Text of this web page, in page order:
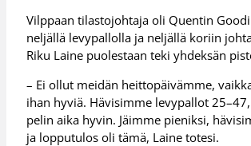
Vilppaan tilastojohtaja oli Quentin
neljällä levypallolla ja neljällä koriin
Riku Laine puolestaan teki yhdeksän
– Ei ollut meidän heittopäivämme,
ihan hyviä. Hävisimme levypallot
pelin aika hyvin. Jäimme pieniksi,
ja lopputulos oli tämä, Laine totesi.